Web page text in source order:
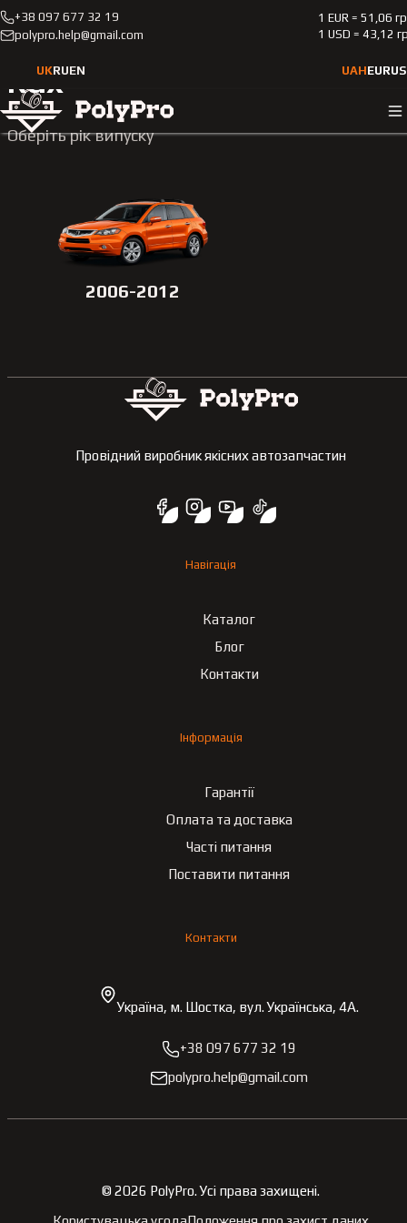
+38 097 677 32 19
polypro.help@gmail.com
1 EUR = 51,06
1 USD = 43,12
UKRUEN UAHEUR
Каталог Легкові автомобілі Rdx
Rdx
Оберіть рік випуску
2006-2012
Провідний виробник якісних автозапчастин
Навігація
Каталог
Блог
Контакти
Інформація
Гарантії
Оплата та доставка
Часті питання
Поставити питання
Контакти
Україна, м. Шостка, вул. Українська, 4А.
+38 097 677 32 19
polypro.help@gmail.com
© 2026 PolyPro.Усі права захищені.